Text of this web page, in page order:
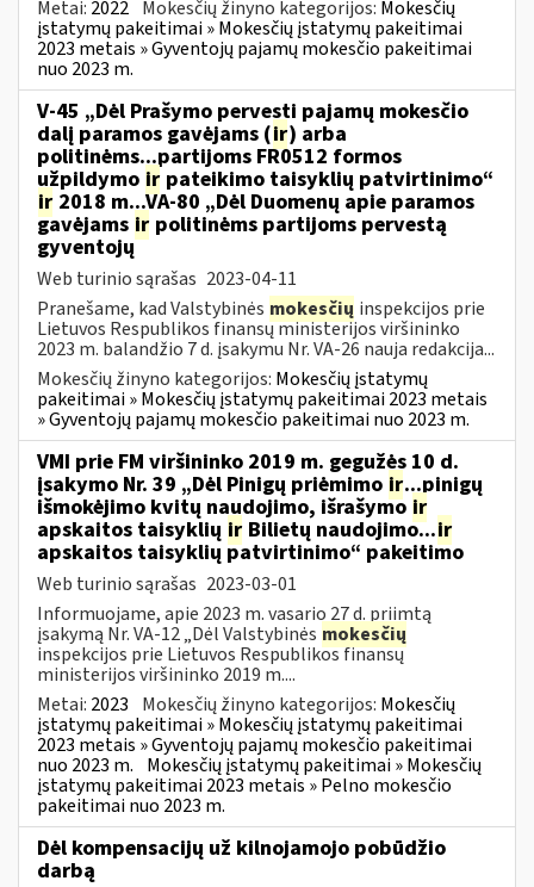
Metai: 2022 Mokesčių žinyno kategorijos: Mokesčių
įstatymų pakeitimai » Mokesčių įstatymų pakeitimai
2023 metais » Gyventojų pajamų mokesčio pakeitimai
nuo 2023 m.
V-45 „Dėl Prašymo pervesti pajamų mokesčio
dalį paramos gavėjams (ir) arba
politinėms...partijoms FR0512 formos
užpildymo ir pateikimo taisyklių patvirtinimo“
ir 2018 m...VA-80 „Dėl Duomenų apie paramos
gavėjams ir politinėms partijoms pervestą
gyventojų
Web turinio sąrašas 2023-04-11
Pranešame, kad Valstybinės mokesčių inspekcijos prie
Lietuvos Respublikos finansų ministerijos viršininko
2023 m. balandžio 7 d. įsakymu Nr. VA-26 nauja redakcija...
Mokesčių žinyno kategorijos: Mokesčių įstatymų
pakeitimai » Mokesčių įstatymų pakeitimai 2023 metais
» Gyventojų pajamų mokesčio pakeitimai nuo 2023 m.
VMI prie FM viršininko 2019 m. gegužės 10 d.
įsakymo Nr. 39 „Dėl Pinigų priėmimo ir...pinigų
išmokėjimo kvitų naudojimo, išrašymo ir
apskaitos taisyklių ir Bilietų naudojimo...ir
apskaitos taisyklių patvirtinimo“ pakeitimo
Web turinio sąrašas 2023-03-01
Informuojame, apie 2023 m. vasario 27 d. priimtą
įsakymą Nr. VA-12 „Dėl Valstybinės mokesčių
inspekcijos prie Lietuvos Respublikos finansų
ministerijos viršininko 2019 m....
Metai: 2023 Mokesčių žinyno kategorijos: Mokesčių
įstatymų pakeitimai » Mokesčių įstatymų pakeitimai
2023 metais » Gyventojų pajamų mokesčio pakeitimai
nuo 2023 m. Mokesčių įstatymų pakeitimai » Mokesčių
įstatymų pakeitimai 2023 metais » Pelno mokesčio
pakeitimai nuo 2023 m.
Dėl kompensacijų už kilnojamojo pobūdžio
darbą